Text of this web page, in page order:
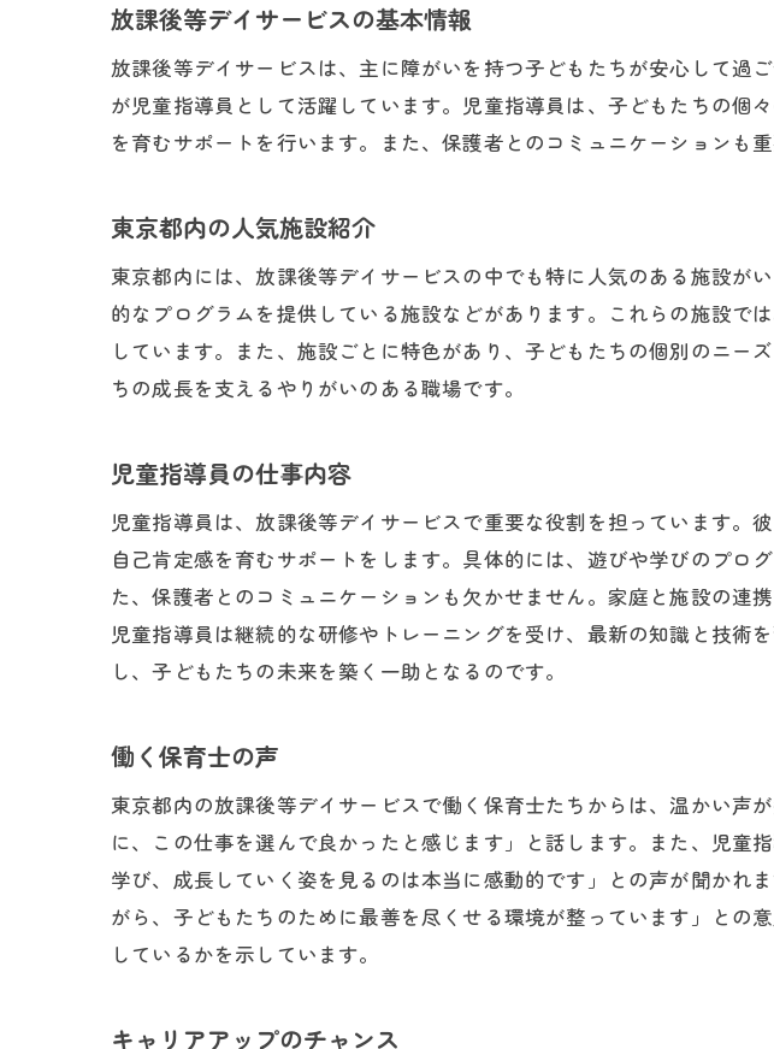
面接対策アドバイス
東京都内の求人動向
今後のキャリアパス
放課後等デイサービスの基本情報
放課後等デイサービスは、主に障がいを持つ子どもたちが安心して過
が児童指導員として活躍しています。児童指導員は、子どもたちの個
を育むサポートを行います。また、保護者とのコミュニケーションも
東京都内の人気施設紹介
東京都内には、放課後等デイサービスの中でも特に人気のある施設が
的なプログラムを提供している施設などがあります。これらの施設で
しています。また、施設ごとに特色があり、子どもたちの個別のニ
ちの成長を支えるやりがいのある職場です。
児童指導員の仕事内容
児童指導員は、放課後等デイサービスで重要な役割を担っています。
自己肯定感を育むサポートをします。具体的には、遊びや学びのプロ
た、保護者とのコミュニケーションも欠かせません。家庭と施設の連
児童指導員は継続的な研修やトレーニングを受け、最新の知識と技術
し、子どもたちの未来を築く一助となるのです。
働く保育士の声
東京都内の放課後等デイサービスで働く保育士たちからは、温かい声
に、この仕事を選んで良かったと感じます」と話します。また、児童
学び、成長していく姿を見るのは本当に感動的です」との声が聞かれ
がら、子どもたちのために最善を尽くせる環境が整っています」との
しているかを示しています。
キャリアアップのチャンス